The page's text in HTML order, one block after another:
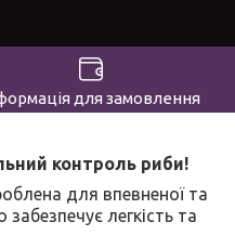
для замовлення
контроль риби!
для впевненої та
легкість та